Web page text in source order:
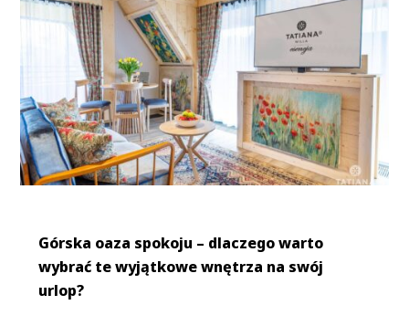
Górska oaza spokoju – dlaczego warto
wybrać te wyjątkowe wnętrza na swój
urlop?